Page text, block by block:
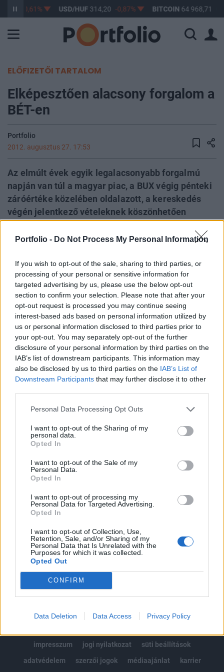
Portfolio - Do Not Process My Personal Information
If you wish to opt-out of the sale, sharing to third parties, or
processing of your personal or sensitive information for
targeted advertising by us, please use the below opt-out
section to confirm your selection. Please note that after your
opt-out request is processed you may continue seeing
interest-based ads based on personal information utilized by
us or personal information disclosed to third parties prior to
your opt-out. You may separately opt-out of the further
disclosure of your personal information by third parties on the
IAB’s list of downstream participants. This information may
also be disclosed by us to third parties on the IAB’s List of
Downstream Participants that may further disclose it to other
Personal Data Processing Opt Outs
I want to opt-out of the Sharing of my
personal data.
Opted In
I want to opt-out of the Sale of my
Personal Data.
Opted In
I want to opt-out of processing my
Personal Data for Targeted Advertising.
Opted In
I want to opt-out of Collection, Use,
Retention, Sale, and/or Sharing of my
Personal Data that Is Unrelated with the
Purposes for which it was collected.
Opted Out
CONFIRM
Data Deletion Data Access Privacy Policy
-0,61% USD/HUF314,20 -0,87% BITCOIN64 968,71
ELŐFIZETŐI TARTALOM
Elképesztően alacsony forgalom a
BÉT-en
Portfolio
2012. augusztus 27. 17:53
Az elmúlt évek egyik legalacsonyabb forgalmú
napján van túl a magyar piac, a BUX végig pénteki
záróértéke közelében oldalazott, a kereskedés
végén jelentkező vételeknek köszönhetően
nap egyetlen fontosabb makroadata kisebb
azonban jelentős piaci reakciókat nem váltott ki.
Délelőtt egyetlen makrogazdasági adat látott napvilágot,
mely azonban elmaradt az elemzők várakozásaitól: az
augusztusi német Ifo gazdasági hangulat index a várt
102,7 pont helyett 102,3 pontra süllyedt az előző havi 103,3
pontot követően, a mutató így közel 2,5 éves mélypontra
került. Érdemi reakció nem következett, mely részben azzal
magyarázható, hogy a befektetők fókuszában...
KEDVES OLVASÓNK!
A keresett cikk a portfolio.hu hírarchívumához
regisztrációhoz kötött.
Portfolio.hu teljes cikkarchívum
Kötéslisták: BÉT elmúlt 2 év napon belüli
MÁR ELŐFIZETŐNK VAGY?BEJELENTKEZÉS
impresszum
jogi nyilatkozat
süti beállítások
adatvédelem
szerzői jogok médiaajánlat karrier